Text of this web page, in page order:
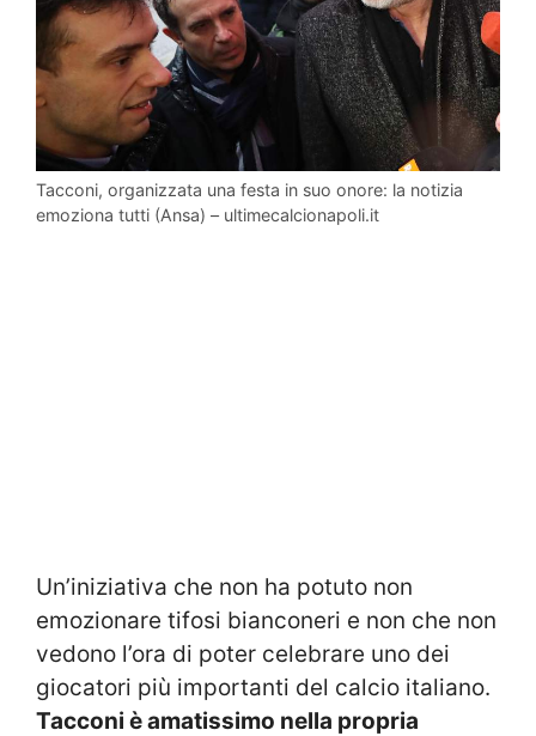
Tacconi, organizzata una festa in suo onore: la notizia
emoziona tutti (Ansa) – ultimecalcionapoli.it
Un’iniziativa che non ha potuto non
emozionare tifosi bianconeri e non che non
vedono l’ora di poter celebrare uno dei
giocatori più importanti del calcio italiano.
Tacconi è amatissimo nella propria